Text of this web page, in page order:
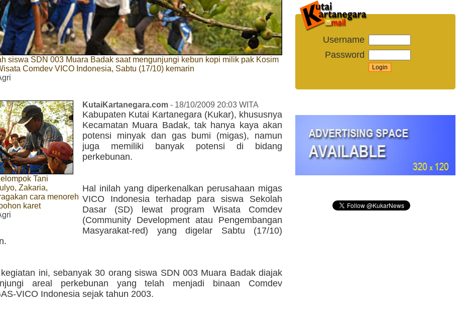
siswa SDN 003 Muara Badak saat mengunjungi kebun kopi milik pak Kosim
Comdev VICO Indonesia, Sabtu (17/10) kemarin
Tani
Zakaria,
cara menoreh
karet
KutaiKartanegara.com - 18/10/2009 20:03 WITA
Kabupaten Kutai Kartanegara (Kukar), khususnya
Kecamatan Muara Badak, tak hanya kaya akan
potensi minyak dan gas bumi (migas), namun
juga memiliki banyak potensi di bidang
perkebunan.
Hal inilah yang diperkenalkan perusahaan migas
VICO Indonesia terhadap para siswa Sekolah
Dasar (SD) lewat program Wisata Comdev
(Community Development atau Pengembangan
Masyarakat-red) yang digelar Sabtu (17/10)
ini, sebanyak 30 orang siswa SDN 003 Muara Badak diajak
areal perkebunan yang telah menjadi binaan Comdev
VICO Indonesia sejak tahun 2003.
Username
Password